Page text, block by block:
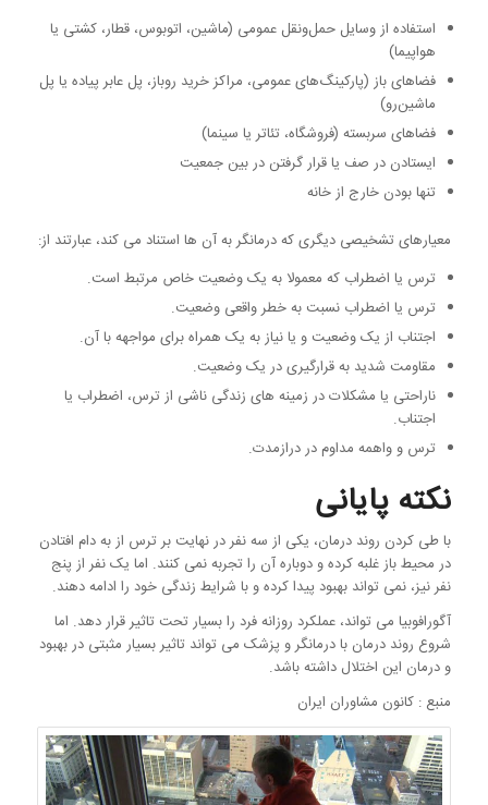
استفاده از وسایل حمل‌ونقل عمومی (ماشین، اتوبوس، قطار، کشتی یا
هواپیما)
فضاهای باز (پارکینگ‌های عمومی، مراکز خرید روباز، پل عابر پیاده یا پل
ماشین‌رو)
فضاهای سربسته (فروشگاه، تئاتر یا سینما)
ایستادن در صف یا قرار گرفتن در بین جمعیت
تنها بودن خارج از خانه
معیارهای تشخیصی دیگری که درمانگر به آن ها استناد می کند، عبارتند از:
ترس یا اضطراب که معمولا به یک وضعیت خاص مرتبط است.
ترس یا اضطراب نسبت به خطر واقعی وضعیت.
اجتناب از یک وضعیت و یا نیاز به یک همراه برای مواجهه با آن.
مقاومت شدید به قرارگیری در یک وضعیت.
ناراحتی یا مشکلات در زمینه های زندگی ناشی از ترس، اضطراب یا
اجتناب.
ترس و واهمه مداوم در درازمدت.
نکته پایانی
با طی کردن روند درمان، یکی از سه نفر در نهایت بر ترس از به دام افتادن
در محیط باز غلبه کرده و دوباره آن را تجربه نمی کنند. اما یک نفر از پنج
نفر نیز، نمی تواند بهبود پیدا کرده و با شرایط زندگی خود را ادامه دهند.
آگورافوبیا می تواند، عملکرد روزانه فرد را بسیار تحت تاثیر قرار دهد. اما
شروع روند درمان با درمانگر و پزشک می تواند تاثیر بسیار مثبتی در بهبود
و درمان این اختلال داشته باشد.
منبع : کانون مشاوران ایران